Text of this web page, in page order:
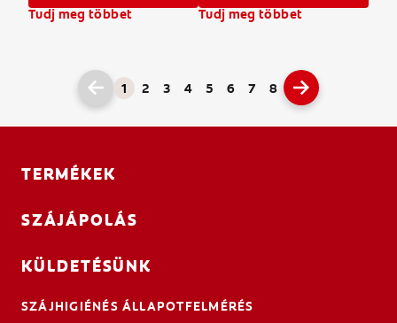
Tudj meg többet
Tudj meg többet
1 2 3 4 5 6 7 8
TERMÉKEK
SZÁJÁPOLÁS
KÜLDETÉSÜNK
SZÁJHIGIÉNÉS ÁLLAPOTFELMÉRÉS